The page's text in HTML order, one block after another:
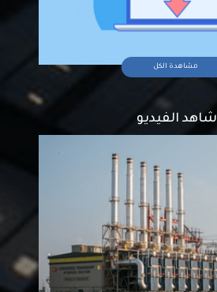
مشاهدة الكل
شاهد الفيديو